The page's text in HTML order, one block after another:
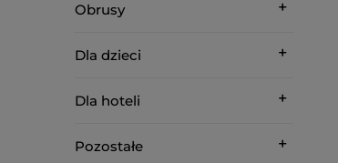
Obrusy
Dla dzieci
Dla hoteli
Pozostałe